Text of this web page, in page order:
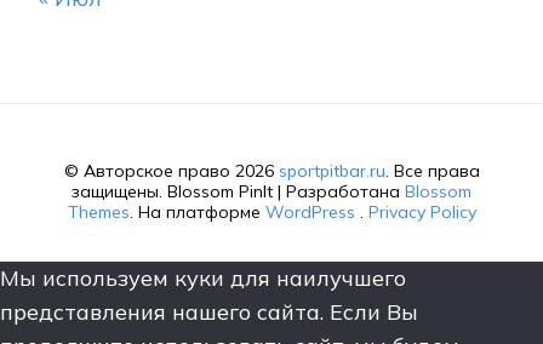
© Авторское право 2026 sportpitbar.ru. Все права
защищены. Blossom PinIt | Разработана Blossom
Themes. На платформе WordPress . Privacy Policy
Мы используем куки для наилучшего
представления нашего сайта. Если Вы